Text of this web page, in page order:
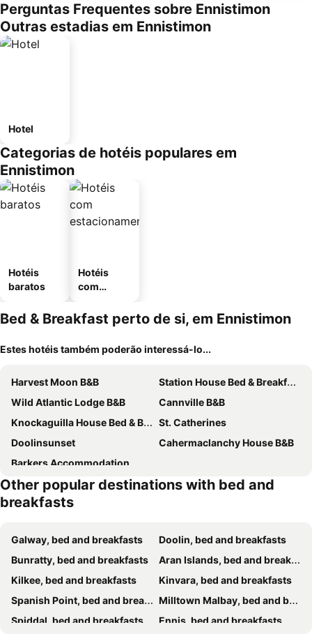
Perguntas Frequentes sobre Ennistimon
Outras estadias em Ennistimon
Hotel
Categorias de hotéis populares em
Ennistimon
Hotéis
baratos
Hotéis
com
mento
Bed & Breakfast perto de si, em Ennistimon
Estes hotéis também poderão interessá-lo...
Harvest Moon B&B
Station House Bed & Breakfast
Wild Atlantic Lodge B&B
Cannville B&B
Knockaguilla House Bed & Breakfast
St. Catherines
Doolinsunset
Cahermaclanchy House B&B
Barkers Accommodation
Other popular destinations with bed and
breakfasts
Galway, bed and breakfasts
Doolin, bed and breakfasts
Bunratty, bed and breakfasts
Aran Islands, bed and breakfasts
Kilkee, bed and breakfasts
Kinvara, bed and breakfasts
Spanish Point, bed and breakfasts
Milltown Malbay, bed and breakfasts
Spiddal, bed and breakfasts
Ennis, bed and breakfasts